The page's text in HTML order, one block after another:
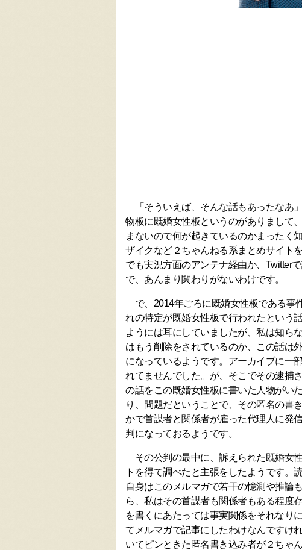
「そういえば、そんな話もあったなあ
物板に既婚女性板というのがありまして
まないので何が起きているのかまったく
ザイクなど２ちゃんねる系まとめサイト
でも実況方面のアンテナ経由か、Twitter
で、あんまり関わりがないわけです。
で、2014年ごろに既婚女性板である事
れの特定が既婚女性板で行われたという
ようには耳にしていましたが、私は知ら
はもう削除をされているのか、この話は
になっているようです。アーカイブに一
れてませんでした。が、そこでその逮捕
の話をこの既婚女性板に書いた人物がい
り、問題だということで、その匿名の書
かで首謀者と関係者が雇った代理人に発
判になっておるようです。
その公判の最中に、訴えられた既婚女
トを得て調べたと主張をしたようです。
自身はこのメルマガで若干の憶測や推論
ら、私はその首謀者も関係者もある程度
を書くにあたっては事実関係をそれなり
てメルマガで記事にしたわけなんですけ
いてピンときた匿名書き込み者が２ちゃ